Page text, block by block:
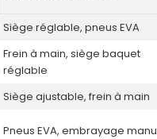
Siège réglable, pneus EVA
Frein à main, siège baquet
réglable
Siège ajustable, frein à main
Pneus EVA, embrayage